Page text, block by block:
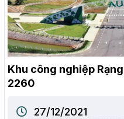
Khu công nghiệp
2260
27/12/2021